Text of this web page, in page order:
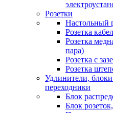
Розетки
Настольный
Розетка
Розетка
пара)
Розетка с
Розетка
Удлинители, блоки
переходники
Блок
Блок